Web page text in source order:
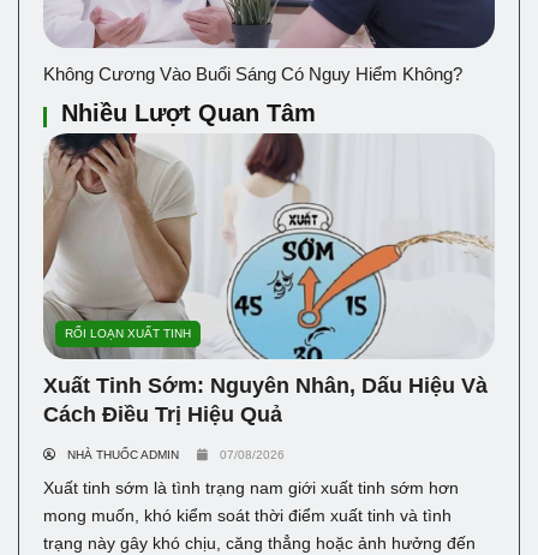
Không Cương Vào Buổi Sáng Có Nguy Hiểm Không?
Nhiều Lượt Quan Tâm
RỐI LOẠN XUẤT TINH
Xuất Tinh Sớm: Nguyên Nhân, Dấu Hiệu Và
Cách Điều Trị Hiệu Quả
NHÀ THUỐC ADMIN 07/08/2026
Xuất tinh sớm là tình trạng nam giới xuất tinh sớm hơn
mong muốn, khó kiểm soát thời điểm xuất tinh và tình
trạng này gây khó chịu, căng thẳng hoặc ảnh hưởng đến